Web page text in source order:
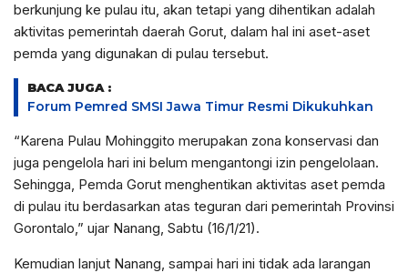
berkunjung ke pulau itu, akan tetapi yang dihentikan adalah
aktivitas pemerintah daerah Gorut, dalam hal ini aset-aset
pemda yang digunakan di pulau tersebut.
BACA JUGA :
Forum Pemred SMSI Jawa Timur Resmi Dikukuhkan
“Karena Pulau Mohinggito merupakan zona konservasi dan
juga pengelola hari ini belum mengantongi izin pengelolaan.
Sehingga, Pemda Gorut menghentikan aktivitas aset pemda
di pulau itu berdasarkan atas teguran dari pemerintah Provinsi
Gorontalo,” ujar Nanang, Sabtu (16/1/21).
Kemudian lanjut Nanang, sampai hari ini tidak ada larangan